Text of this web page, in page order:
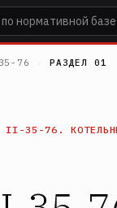
76 РАЗДЕЛ 01
35-76.